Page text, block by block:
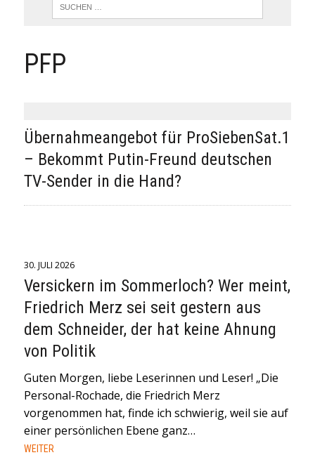
PFP
Übernahmeangebot für ProSiebenSat.1
– Bekommt Putin-Freund deutschen
TV-Sender in die Hand?
30. JULI 2026
Versickern im Sommerloch? Wer meint,
Friedrich Merz sei seit gestern aus
dem Schneider, der hat keine Ahnung
von Politik
Guten Morgen, liebe Leserinnen und Leser! „Die
Personal-Rochade, die Friedrich Merz
vorgenommen hat, finde ich schwierig, weil sie auf
einer persönlichen Ebene ganz…
WEITER